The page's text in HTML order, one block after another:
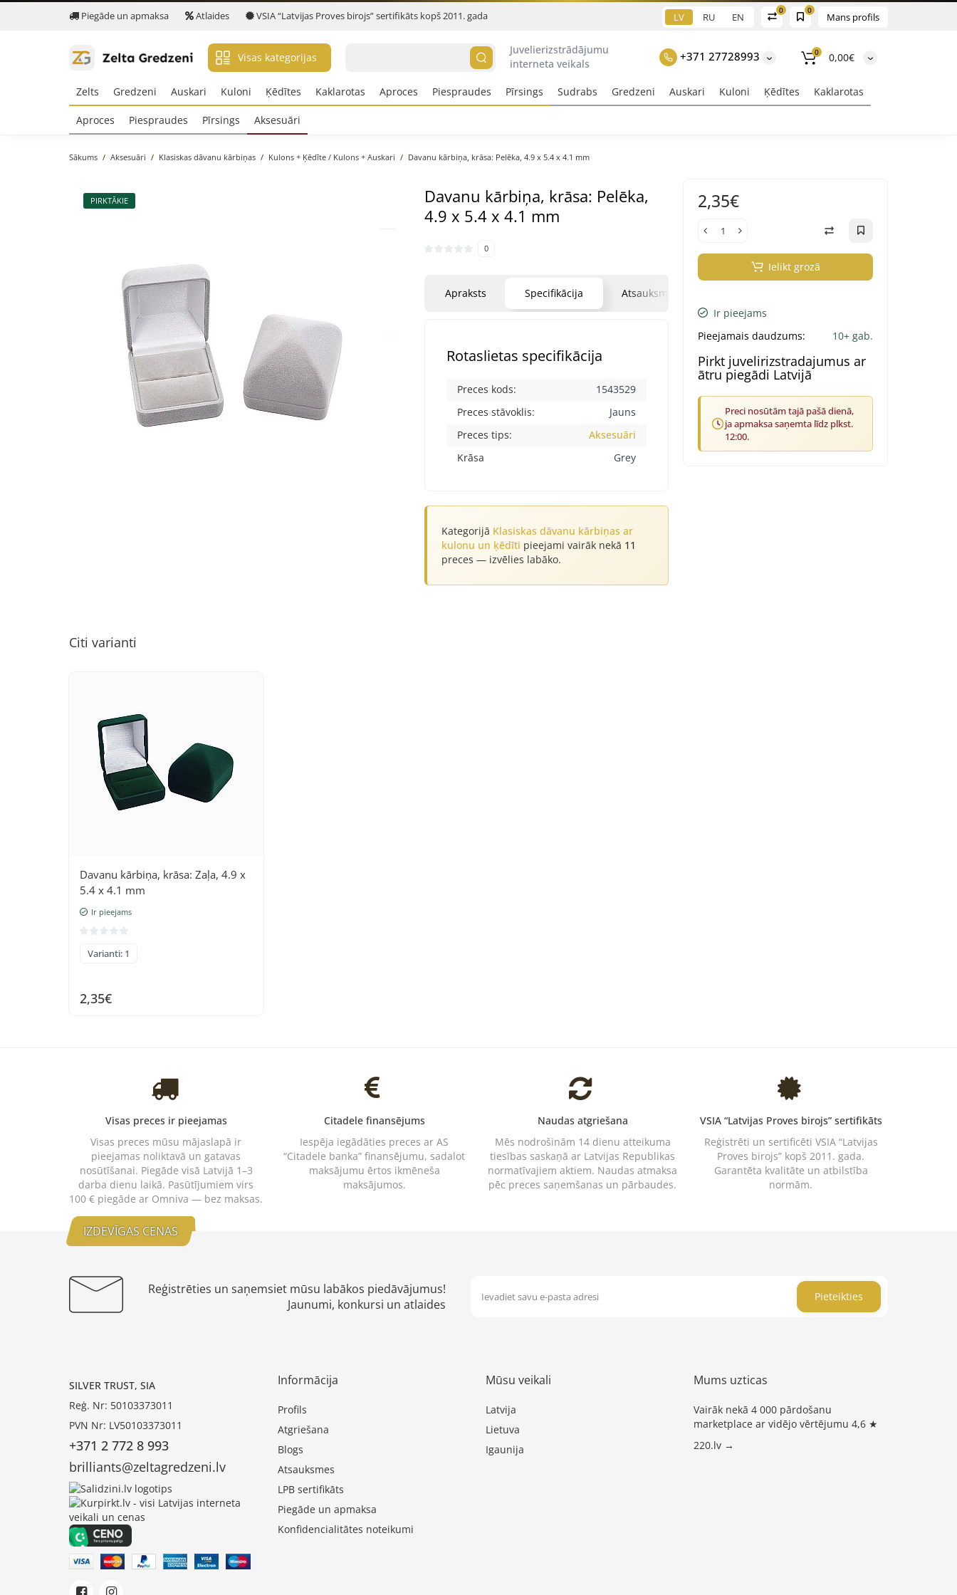
Piegāde un apmaksa Atlaides VSIA “Latvijas Proves birojs” sertifikāts kopš 2011. gada Mans profils
0
0
LV RU EN
Visas kategorijas
Juvelierizstrādājumu
interneta veikals
+371 27728993 0 0,00€
Zelts Gredzeni Auskari Kuloni Ķēdītes Kaklarotas Aproces Piespraudes Pīrsings Sudrabs Gredzeni Auskari Kuloni Ķēdītes Kaklarotas
Aproces Piespraudes Pīrsings Aksesuāri
Sākums Aksesuāri Klasiskas dāvanu kārbiņas Kulons + Ķēdīte / Kulons + Auskari Davanu kārbiņa, krāsa: Pelēka, 4.9 x 5.4 x 4.1 mm
PIRKTĀKIE
Davanu kārbiņa, krāsa: Pelēka,
4.9 x 5.4 x 4.1 mm
0
Apraksts Specifikācija Atsauksmes
Rotaslietas specifikācija
Preces kods:
1543529
Preces stāvoklis:
Jauns
Preces tips:
Aksesuāri
Krāsa
Grey
Kategorijā Klasiskas dāvanu kārbiņas ar
kulonu un ķēdīti pieejami vairāk nekā 11
preces — izvēlies labāko.
2,35€
Ielikt grozā
Ir pieejams
Pieejamais daudzums:
10+ gab.
Pirkt juvelirizstradajumus ar
ātru piegādi Latvijā
Preci nosūtām tajā pašā dienā,
ja apmaksa saņemta līdz plkst.
12:00.
Citi varianti
Davanu kārbiņa, krāsa: Zaļa, 4.9 x
5.4 x 4.1 mm
Ir pieejams
Varianti: 1
2,35€
Visas preces ir pieejamas
Visas preces mūsu mājaslapā ir
pieejamas noliktavā un gatavas
nosūtīšanai. Piegāde visā Latvijā 1–3
darba dienu laikā. Pasūtījumiem virs
100 € piegāde ar Omniva — bez maksas.
Citadele finansējums
Iespēja iegādāties preces ar AS
“Citadele banka” finansējumu, sadalot
maksājumu ērtos ikmēneša
maksājumos.
Naudas atgriešana
Mēs nodrošinām 14 dienu atteikuma
tiesības saskaņā ar Latvijas Republikas
normatīvajiem aktiem. Naudas atmaksa
pēc preces saņemšanas un pārbaudes.
VSIA “Latvijas Proves birojs” sertifikāts
Reģistrēti un sertificēti VSIA “Latvijas
Proves birojs” kopš 2011. gada.
Garantēta kvalitāte un atbilstība
normām.
IZDEVĪGAS CENAS
Reģistrēties un saņemsiet mūsu labākos piedāvājumus!
Jaunumi, konkursi un atlaides
Pieteikties
SILVER TRUST, SIA
Reģ. Nr: 50103373011
PVN Nr: LV50103373011
+371 2 772 8 993
brilliants@zeltagredzeni.lv
Informācija
Profils
Atgriešana
Blogs
Atsauksmes
LPB sertifikāts
Piegāde un apmaksa
Konfidencialitātes noteikumi
Mūsu veikali
Latvija
Lietuva
Igaunija
Mums uzticas
Vairāk nekā 4 000 pārdošanu
marketplace ar vidējo vērtējumu 4,6 ★
220.lv →